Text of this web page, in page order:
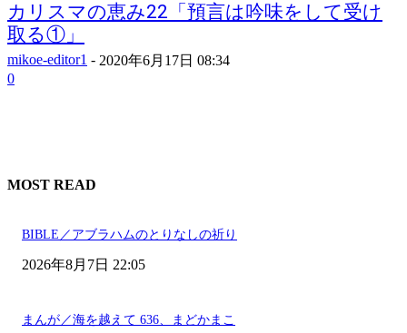
カリスマの恵み22「預言は吟味をして受け
取る①」
mikoe-editor1 - 2020年6月17日 08:34
0
MOST READ
BIBLE／アブラハムのとりなしの祈り
2026年8月7日 22:05
まんが／海を越えて 636、まどかまこ